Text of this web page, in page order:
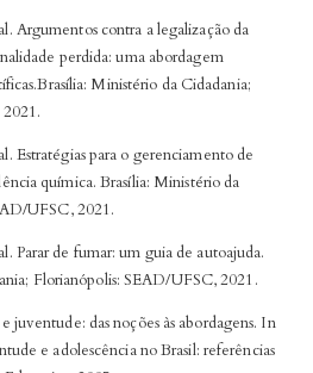
Argumentos contra a legalização da
perdida: uma abordagem
Ministério da Cidadania;
Estratégias para o gerenciamento de
química. Brasília: Ministério da
UFSC, 2021.
Parar de fumar: um guia de autoajuda.
Florianópolis: SEAD/UFSC, 2021.
das noções às abordagens. In
e adolescência no Brasil: referências